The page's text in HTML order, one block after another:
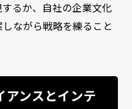
るか、自社の企業文化
ながら戦略を練ること
ンスとインテ